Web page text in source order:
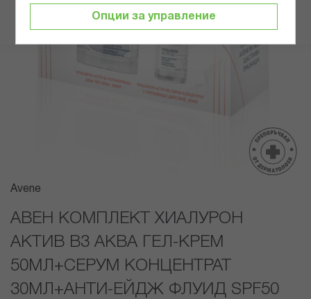
Преминете
началото
галерия
със
снимки
Avene
АВЕН КОМПЛЕКТ ХИАЛУРОН
АКТИВ B3 АКВА ГЕЛ-КРЕМ
50МЛ+СЕРУМ КОНЦЕНТРАТ
30МЛ+АНТИ-ЕЙДЖ ФЛУИД SPF50
Опции за управление